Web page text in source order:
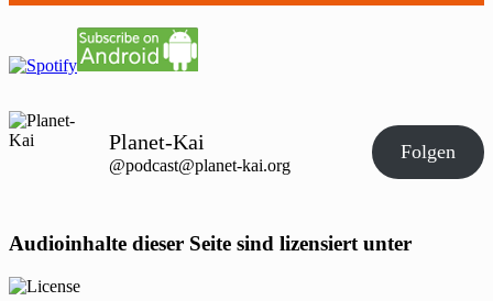
Planet-Kai
@podcast@planet-kai.org
Folgen
Audioinhalte dieser Seite sind lizensiert unter